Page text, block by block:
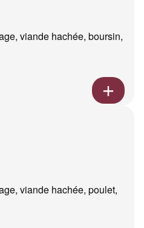
viande hachée, boursin,
viande hachée, poulet,